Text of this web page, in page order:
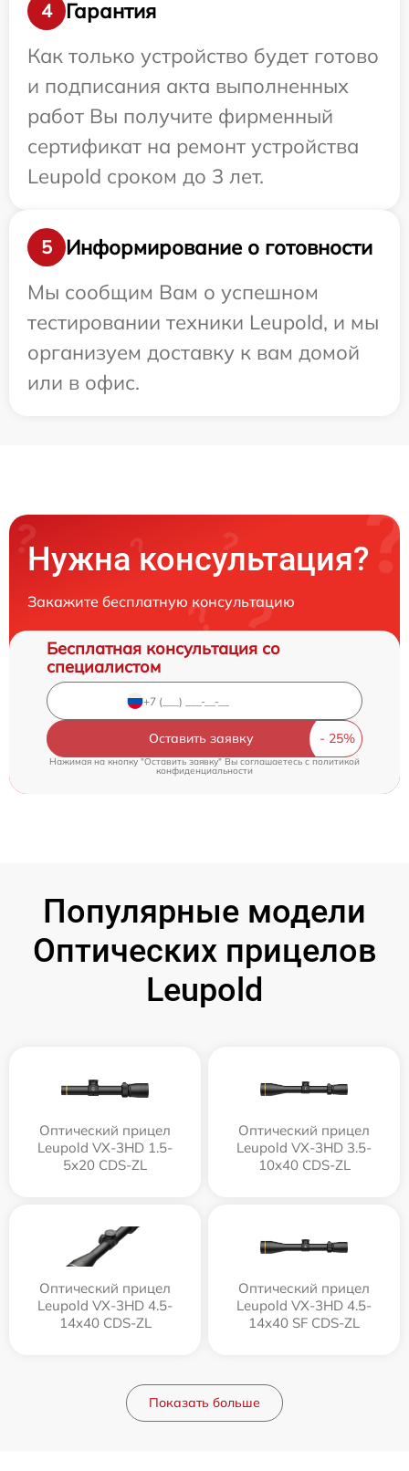
4
Гарантия
Как только устройство будет готово
и подписания акта выполненных
работ Вы получите фирменный
сертификат на ремонт устройства
Leupold сроком до 3 лет.
5
Информирование о готовности
Мы сообщим Вам о успешном
тестировании техники Leupold, и мы
организуем доставку к вам домой
или в офис.
Нужна консультация?
Закажите бесплатную консультацию
Бесплатная консультация со
специалистом
Оставить заявку
Нажимая на кнопку "Оставить заявку" Вы соглашаетесь cполитикой
конфиденциальности
Популярные модели
Оптических прицелов
Leupold
Оптический прицел
Leupold VX-3HD 1.5-
5x20 CDS-ZL
Оптический прицел
Leupold VX-3HD 3.5-
10x40 CDS-ZL
Оптический прицел
Leupold VX-3HD 4.5-
14x40 CDS-ZL
Оптический прицел
Leupold VX-3HD 4.5-
14x40 SF CDS-ZL
Показать больше